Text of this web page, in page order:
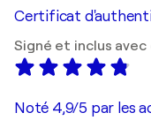
Certificat
Signé et inclus
Noté 4,9/5 par les